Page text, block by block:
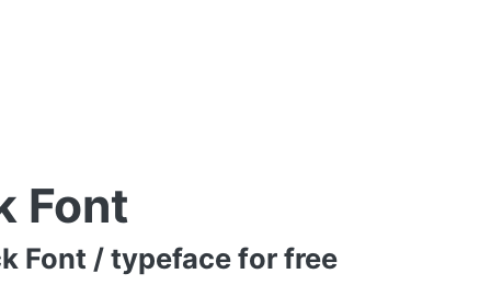
Font
Font / typeface for free